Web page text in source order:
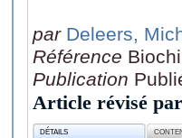
par Deleers,
Référence
Publication
Article révisé
DÉTAILS